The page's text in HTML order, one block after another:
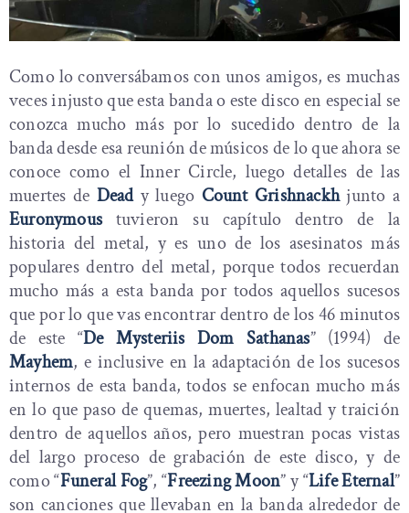
Como lo conversábamos con unos amigos, es muchas
veces injusto que esta banda o este disco en especial se
conozca mucho más por lo sucedido dentro de la
banda desde esa reunión de músicos de lo que ahora se
conoce como el Inner Circle, luego detalles de las
muertes de Dead y luego Count Grishnackh junto a
Euronymoustuvieron su capítulo dentro de la
historia del metal, y es uno de los asesinatos más
populares dentro del metal, porque todos recuerdan
mucho más a esta banda por todos aquellos sucesos
que por lo que vas encontrar dentro de los 46 minutos
de este “De Mysteriis Dom Sathanas” (1994) de
Mayhem, e inclusive en la adaptación de los sucesos
internos de esta banda, todos se enfocan mucho más
en lo que paso de quemas, muertes, lealtad y traición
dentro de aquellos años, pero muestran pocas vistas
del largo proceso de grabación de este disco, y de
como “Funeral Fog”, “Freezing Moon” y “Life Eternal”
son canciones que llevaban en la banda alrededor de